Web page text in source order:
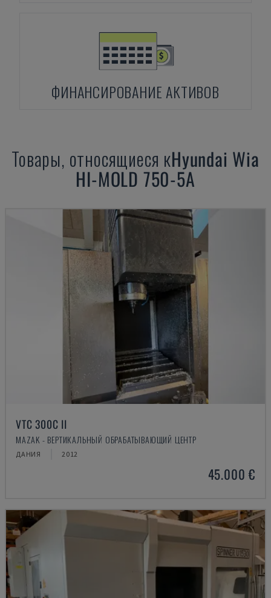
ФИНАНСИРОВАНИЕ АКТИВОВ
Товары, относящиеся кHyundai Wia
HI-MOLD 750-5A
VTC 300C II
MAZAK - ВЕРТИКАЛЬНЫЙ ОБРАБАТЫВАЮЩИЙ ЦЕНТР
ДАНИЯ 2012
45.000 €